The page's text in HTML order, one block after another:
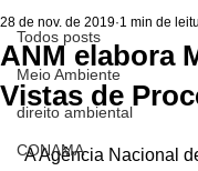
Todos posts
Meio Ambiente
direito ambiental
CONAMA
ANM elabora
Vistas de
28 de nov. de 2019 1 min de
A Agência Nacional de Mineração